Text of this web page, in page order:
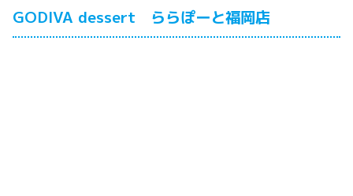
GODIVA dessert ららぽーと福岡店